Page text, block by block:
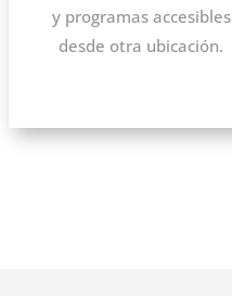
y programas accesibles
desde otra ubicación.